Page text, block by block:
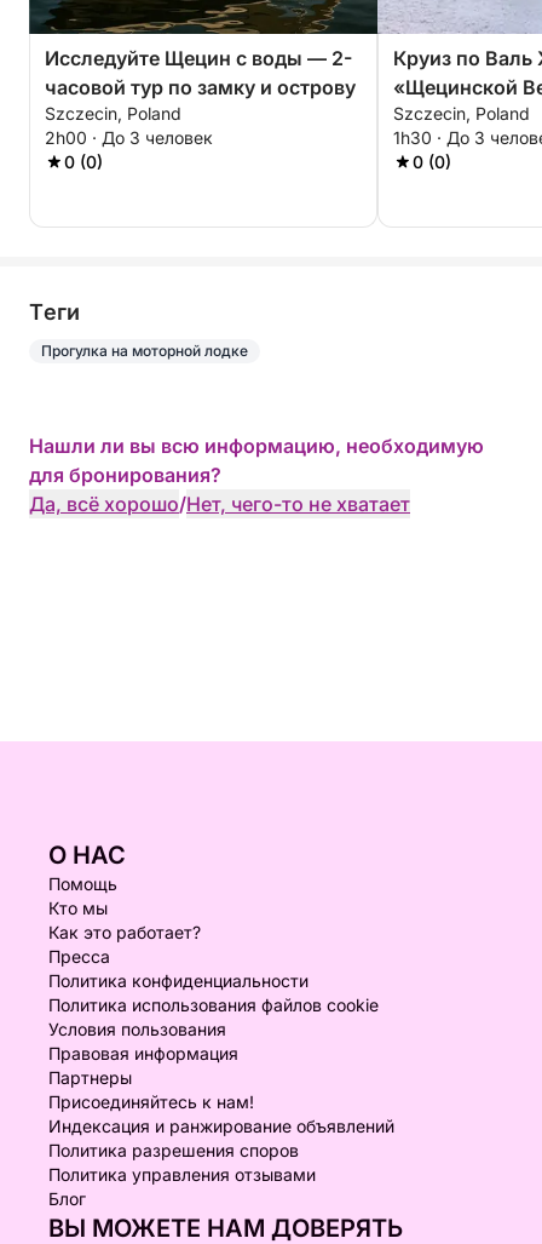
Исследуйте Щецин с воды — 2-
часовой тур по замку и острову
Szczecin, Poland
2h00 · До 3 человек
0 (0)
Круиз по Валь
«Щецинской
часовой
Szczecin, Poland
1h30 · До 3
0 (0)
Tеги
Прогулка на моторной лодке
Нашли ли вы всю информацию, необходимую
для бронирования?
Да, всё хорошо/Нет, чего-то не хватает
О НАС
Помощь
Кто мы
Как это работает?
Пресса
Политика конфиденциальности
Политика использования файлов cookie
Условия пользования
Правовая информация
Партнеры
Присоединяйтесь к нам!
Индексация и ранжирование объявлений
Политика разрешения споров
Политика управления отзывами
Блог
ВЫ МОЖЕТЕ НАМ ДОВЕРЯТЬ